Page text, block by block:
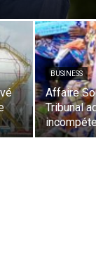
BUSINESS
Affaire
Tribunal